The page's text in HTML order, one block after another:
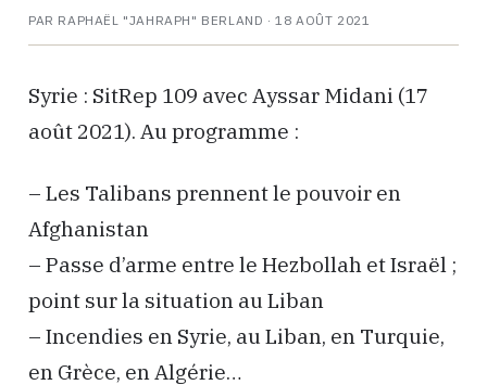
PAR RAPHAËL "JAHRAPH" BERLAND ·18 AOÛT 2021
Syrie : SitRep 109 avec Ayssar Midani (17
août 2021). Au programme :
– Les Talibans prennent le pouvoir en
Afghanistan
– Passe d’arme entre le Hezbollah et Israël ;
point sur la situation au Liban
– Incendies en Syrie, au Liban, en Turquie,
en Grèce, en Algérie…